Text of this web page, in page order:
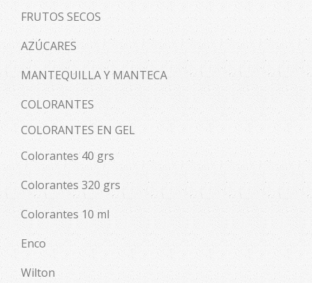
FRUTOS SECOS
AZÚCARES
MANTEQUILLA Y MANTECA
COLORANTES
COLORANTES EN GEL
Colorantes 40 grs
Colorantes 320 grs
Colorantes 10 ml
Enco
Wilton